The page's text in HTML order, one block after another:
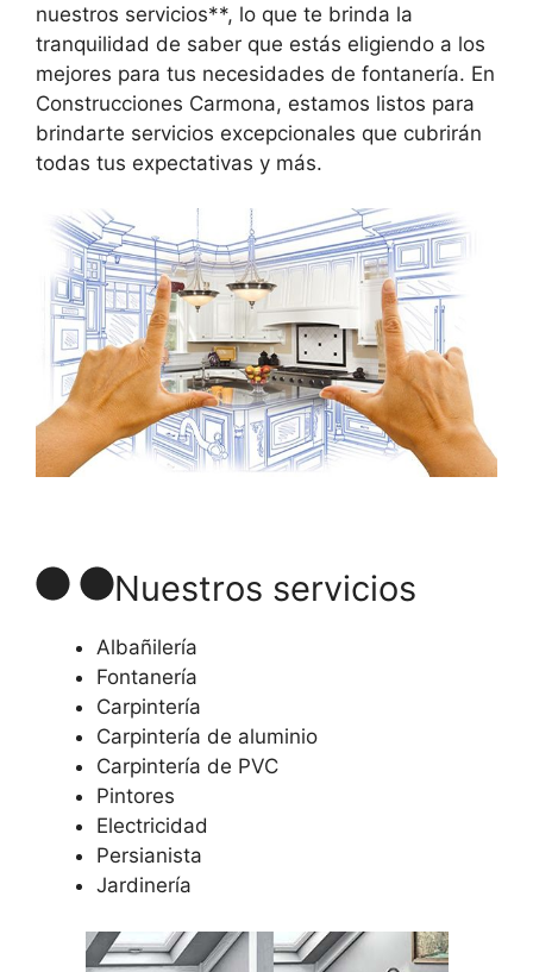
nuestros servicios**, lo que te brinda la
tranquilidad de saber que estás eligiendo a los
mejores para tus necesidades de fontanería. En
Construcciones Carmona, estamos listos para
brindarte servicios excepcionales que cubrirán
todas tus expectativas y más.
Nuestros servicios
Albañilería
Fontanería
Carpintería
Carpintería de aluminio
Carpintería de PVC
Pintores
Electricidad
Persianista
Jardinería